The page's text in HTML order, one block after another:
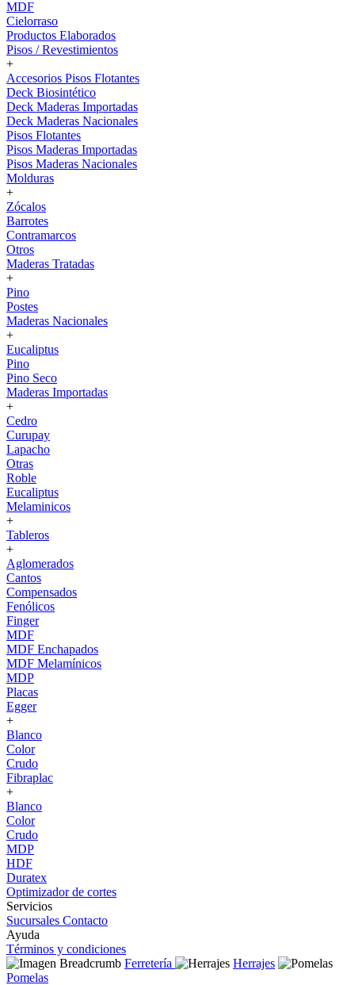
MDF
Cielorraso
Productos Elaborados
Pisos / Revestimientos
+
Accesorios Pisos Flotantes
Deck Biosintético
Deck Maderas Importadas
Deck Maderas Nacionales
Pisos Flotantes
Pisos Maderas Importadas
Pisos Maderas Nacionales
Molduras
+
Zócalos
Barrotes
Contramarcos
Otros
Maderas Tratadas
+
Pino
Postes
Maderas Nacionales
+
Eucaliptus
Pino
Pino Seco
Maderas Importadas
+
Cedro
Curupay
Lapacho
Otras
Roble
Eucaliptus
Melaminicos
+
Tableros
+
Aglomerados
Cantos
Compensados
Fenólicos
Finger
MDF
MDF Enchapados
MDF Melamínicos
MDP
Placas
Egger
+
Blanco
Color
Crudo
Fibraplac
+
Blanco
Color
Crudo
MDP
HDF
Duratex
Optimizador de cortes
Servicios
Sucursales Contacto
Ayuda
Términos y condiciones
Ferretería
Herrajes
Pomelas